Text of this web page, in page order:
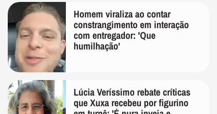
Homem viraliza ao contar
constrangimento em interação
com entregador: 'Que
humilhação'
Lúcia Veríssimo rebate críticas
que Xuxa recebeu por figurino